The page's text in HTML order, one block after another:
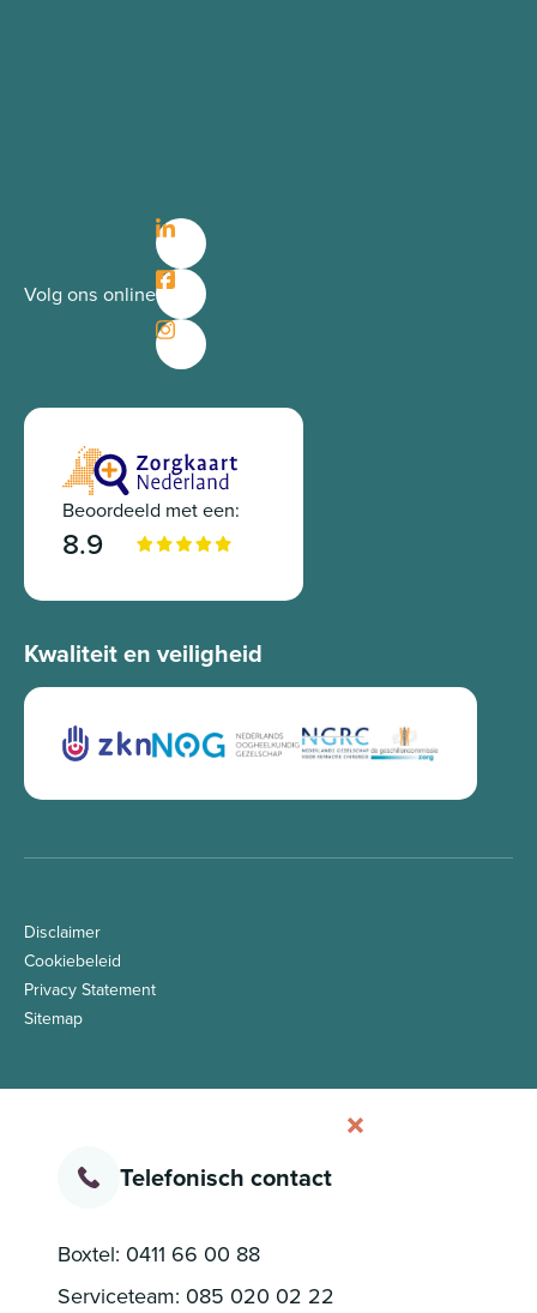
Volg ons online
Beoordeeld met een:
8.9
Kwaliteit en veiligheid
Disclaimer
Cookiebeleid
Privacy Statement
Sitemap
Telefonisch contact
Boxtel: 0411 66 00 88
Serviceteam: 085 020 02 22